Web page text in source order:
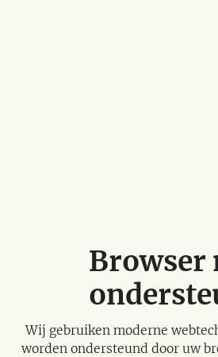
Browser
Wij gebruiken moderne
worden ondersteund door uw